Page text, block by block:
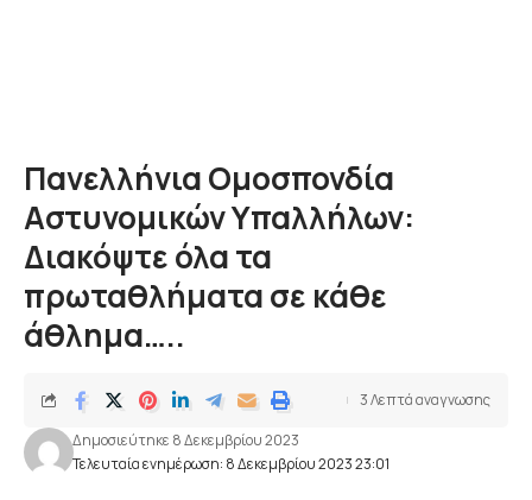
Πανελλήνια Ομοσπονδία
Αστυνομικών Υπαλλήλων:
Διακόψτε όλα τα
πρωταθλήματα σε κάθε
άθλημα…..
Τελευταία ενημέρωση: 8 Δεκεμβρίου 2023 23:01
Δημοσιεύτηκε 8 Δεκεμβρίου 2023
3 Λεπτά αναγνωσης